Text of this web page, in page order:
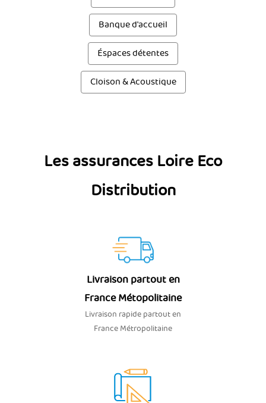
Banque d'accueil
Éspaces détentes
Cloison & Acoustique
Les assurances Loire Eco
Distribution
Livraison partout en
France Métopolitaine
Livraison rapide partout en
France Métropolitaine